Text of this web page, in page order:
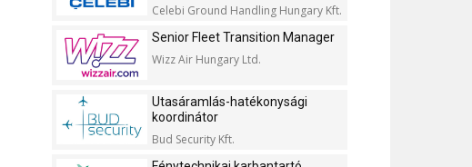
Celebi Ground Handling Hungary Kft.
Senior Fleet Transition Manager
Wizz Air Hungary Ltd.
Utasáramlás-hatékonysági
koordinátor
Bud Security Kft.